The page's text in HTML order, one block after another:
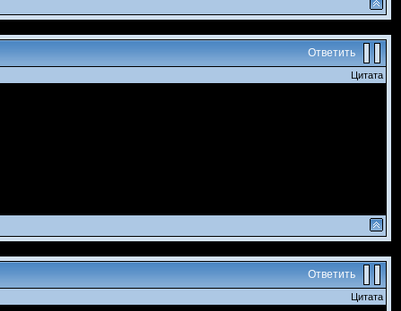
Ответить
Цитата
Ответить
Цитата